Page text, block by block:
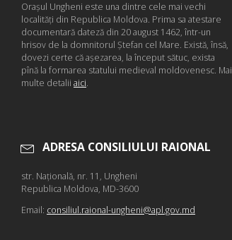
Oraşul Ungheni este una dintre cele mai vechi
localităţi din Republica Moldova. Prima sa atestare
documentară dateză din 20 august 1462, într-un
hrisov de la domnitorul Ştefan cel Mare. Există, însă,
dovezi certe că aşezarea, la început sătuc, exista
pînă la formarea statului medieval moldovenesc. Mai
multe detalii aici.
ADRESA CONSILIULUI RAIONAL
str. Naţională, nr. 11, Ungheni
Republica Moldova, MD-3600
Email: consiliul.raional-ungheni@apl.gov.md